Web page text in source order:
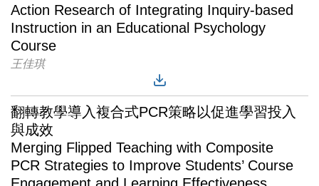
Action Research of Integrating Inquiry-based
Instruction in an Educational Psychology
Course
王佳琪
翻轉教學導入複合式PCR策略以促進學習投入
與成效
Merging Flipped Teaching with Composite
PCR Strategies to Improve Students’ Course